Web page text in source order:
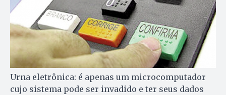
Urna eletrônica: é apenas um microcomputador
cujo sistema pode ser invadido e ter seus dados